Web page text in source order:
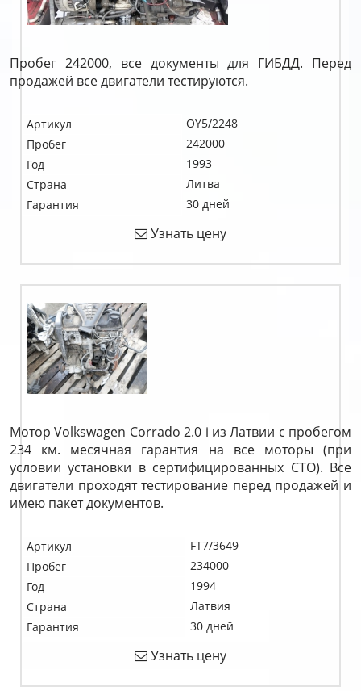
Пробег 242000, все документы для ГИБДД. Перед
продажей все двигатели тестируются.
Артикул
OY5/2248
Пробег
242000
Год
1993
Страна
Литва
Гарантия
30 дней
Узнать цену
Мотор Volkswagen Corrado 2.0 i из Латвии с пробегом
234 км. месячная гарантия на все моторы (при
условии установки в сертифицированных СТО). Все
двигатели проходят тестирование перед продажей и
имею пакет документов.
Артикул
FT7/3649
Пробег
234000
Год
1994
Страна
Латвия
Гарантия
30 дней
Узнать цену